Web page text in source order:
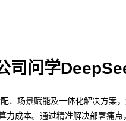
司问学
场景赋能及一体化解决方案
成本。通过精准解决部署痛